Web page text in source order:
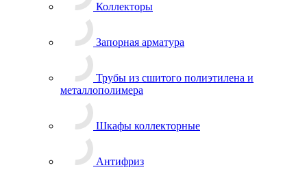
Коллекторы
Запорная арматура
Трубы из сшитого полиэтилена и
металлополимера
Шкафы коллекторные
Антифриз